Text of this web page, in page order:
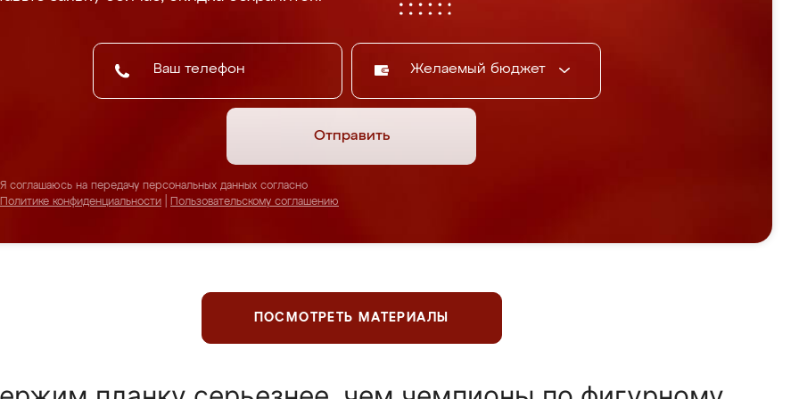
Желаемый бюджет
Отправить
Я соглашаюсь на передачу персональных данных согласно
Политике конфиденциальности
Пользовательскому соглашению
ПОСМОТРЕТЬ МАТЕРИАЛЫ